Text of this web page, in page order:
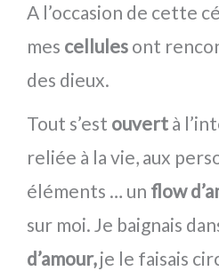
A l’occasion de cette
mes cellules ont
des dieux.
Tout s’est ouvert à
reliée à la vie, aux
éléments … un flow
sur moi. Je baignais
d’amour,je le faisais